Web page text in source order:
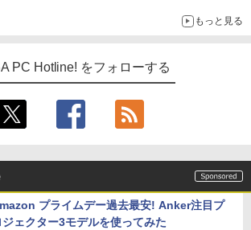
もっと見る
PC Hotline! をフォローする
プライムデー過去最安! Anker注目プ
ジェクター3モデルを使ってみた